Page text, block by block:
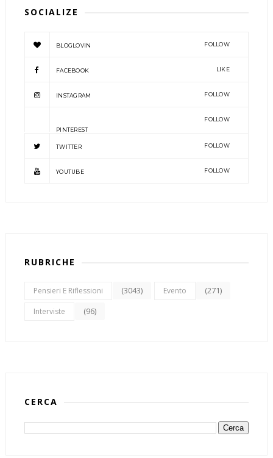
SOCIALIZE
BLOGLOVIN FOLLOW
FACEBOOK LIKE
INSTAGRAM FOLLOW
PINTEREST
FOLLOW
TWITTER FOLLOW
YOUTUBE FOLLOW
RUBRICHE
Pensieri E Riflessioni (3043) Evento (271)
Interviste (96)
CERCA